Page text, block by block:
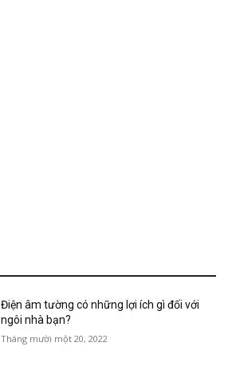
Điện âm tường có những lợi ích gì đối với
ngôi nhà bạn?
Tháng mười một 20, 2022